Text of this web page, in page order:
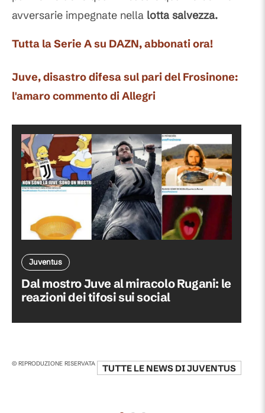
avversarie impegnate nella lotta salvezza.
Tutta la Serie A su DAZN, abbonati ora!
Juve, disastro difesa sul pari del Frosinone:
l'amaro commento di Allegri
Juventus
Dal mostro Juve al miracolo Rugani: le
reazioni dei tifosi sui social
© RIPRODUZIONE RISERVATA TUTTE LE NEWS DIJUVENTUS